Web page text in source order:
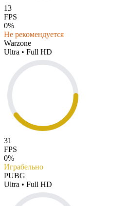
13
FPS
0%
Не рекомендуется
Warzone
Ultra • Full HD
31
FPS
0%
Играбельно
PUBG
Ultra • Full HD